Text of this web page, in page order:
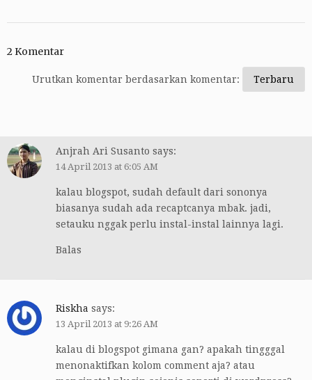
2 Komentar
Urutkan komentar berdasarkan komentar:
Anjrah Ari Susanto says:
14 April 2013 at 6:05 AM
kalau blogspot, sudah default dari sononya
biasanya sudah ada recaptcanya mbak. jadi,
setauku nggak perlu instal-instal lainnya lagi.
Balas
Riskha says:
13 April 2013 at 9:26 AM
kalau di blogspot gimana gan? apakah tingggal
menonaktifkan kolom comment aja? atau